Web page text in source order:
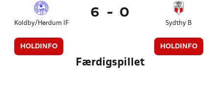
Koldby/Hørdum IF
HOLDINFO
6 - 0
Sydthy B
HOLDINFO
Færdigspillet